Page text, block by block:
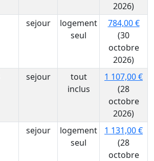
2026)
sejour
logement
seul
784,00 €
(30
octobre
2026)
sejour
tout
inclus
1 107,00 €
(28
octobre
2026)
sejour
logement
seul
1 131,00 €
(28
octobre